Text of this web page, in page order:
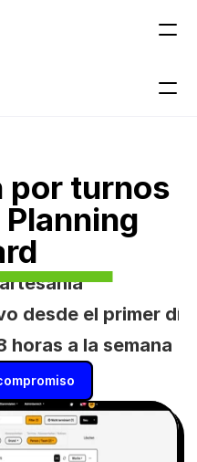
por turnos
desde el primer día
horas a la semana